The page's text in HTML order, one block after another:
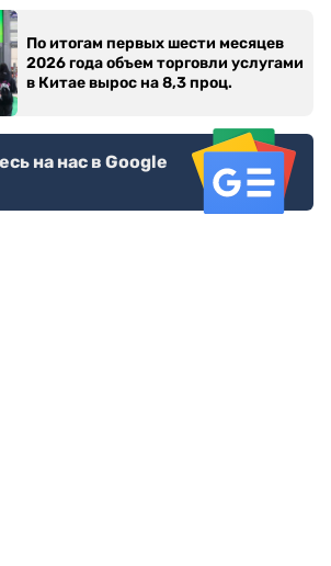
По итогам первых шести месяцев
2026 года объем торговли услугами
в Китае вырос на 8,3 проц.
на нас в Google